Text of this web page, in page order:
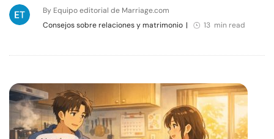
By Equipo editorial de Marriage.com
Consejos sobre relaciones y matrimonio | 13 min read